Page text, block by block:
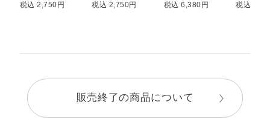
税込 2,750円 税込 2,750円 税込 6,380円 税込
販売終了の商品について